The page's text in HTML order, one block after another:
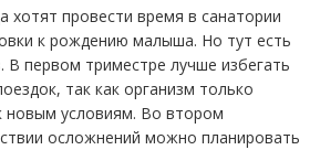
хотят провести время в санатории
к рождению малыша. Но тут есть
В первом триместре лучше избегать
так как организм только
новым условиям. Во втором
осложнений можно планировать